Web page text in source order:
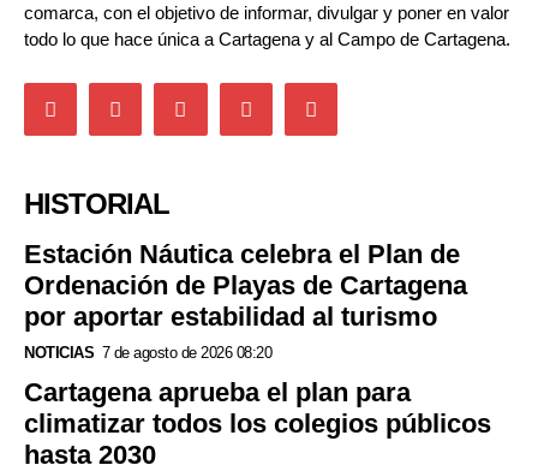
comarca, con el objetivo de informar, divulgar y poner en valor
todo lo que hace única a Cartagena y al Campo de Cartagena.
HISTORIAL
Estación Náutica celebra el Plan de
Ordenación de Playas de Cartagena
por aportar estabilidad al turismo
NOTICIAS 7 de agosto de 2026 08:20
Cartagena aprueba el plan para
climatizar todos los colegios públicos
hasta 2030